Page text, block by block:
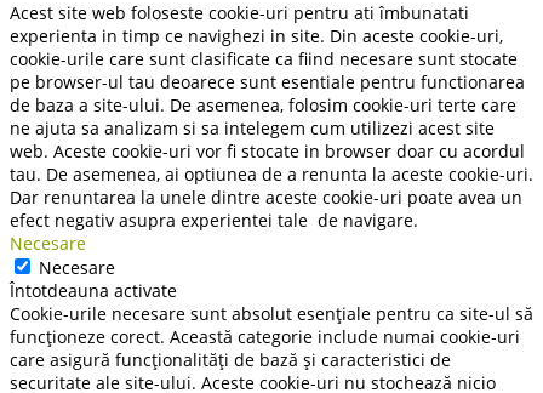
Acest site web foloseste cookie-uri pentru ati îmbunatati
experienta in timp ce navighezi in site. Din aceste cookie-uri,
cookie-urile care sunt clasificate ca fiind necesare sunt stocate
pe browser-ul tau deoarece sunt esentiale pentru functionarea
de baza a site-ului. De asemenea, folosim cookie-uri terte care
ne ajuta sa analizam si sa intelegem cum utilizezi acest site
web. Aceste cookie-uri vor fi stocate in browser doar cu acordul
tau. De asemenea, ai optiunea de a renunta la aceste cookie-uri.
Dar renuntarea la unele dintre aceste cookie-uri poate avea un
efect negativ asupra experientei tale de navigare.
Necesare
Necesare
Întotdeauna activate
Cookie-urile necesare sunt absolut esențiale pentru ca site-ul să
funcționeze corect. Această categorie include numai cookie-uri
care asigură funcționalități de bază și caracteristici de
securitate ale site-ului. Aceste cookie-uri nu stochează nicio